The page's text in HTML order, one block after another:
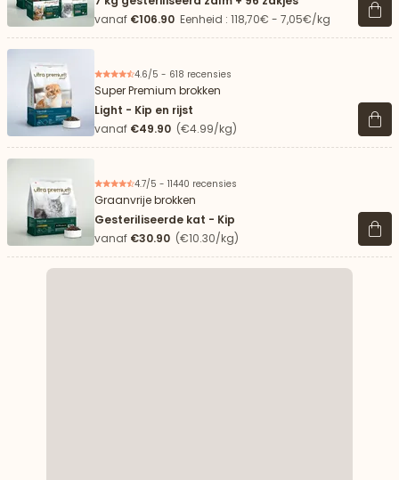
vanaf €106.90 Eenheid : 118,70€ - 7,05€/kg
4.6/5 - 618 recensies
Super Premium brokken
Light - Kip en rijst
vanaf €49.90 (€4.99/kg)
4.7/5 - 11440 recensies
Graanvrije brokken
Gesteriliseerde kat - Kip
vanaf €30.90 (€10.30/kg)